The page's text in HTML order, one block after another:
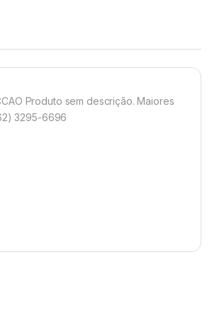
Produto sem descrição. Maiores
3295-6696